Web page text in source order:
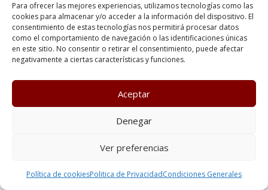
Para ofrecer las mejores experiencias, utilizamos tecnologías como las
cookies para almacenar y/o acceder a la información del dispositivo. El
consentimiento de estas tecnologías nos permitirá procesar datos
como el comportamiento de navegación o las identificaciones únicas
en este sitio. No consentir o retirar el consentimiento, puede afectar
negativamente a ciertas características y funciones.
Aceptar
Denegar
Ver preferencias
Política de cookiesPolitica de PrivacidadCondiciones Generales